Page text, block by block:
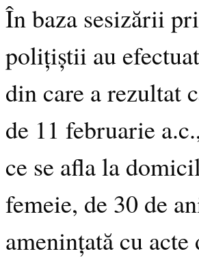
În baza sesizării
polițiștii au
din care a rezultat
de 11 februarie
ce se afla la
femeie, de 30 de
amenințată cu acte